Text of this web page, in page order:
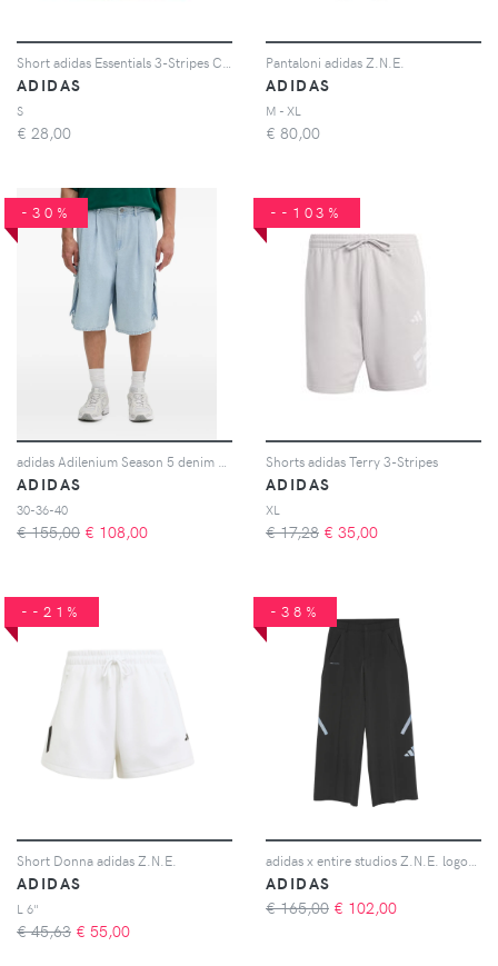
ADIDAS
S
€ 28,00
Pantaloni adidas Z.N.E.
ADIDAS
M - XL
€ 80,00
-30%
ADIDAS
30-36-40
€ 155,00 € 108,00
--103%
Shorts adidas Terry 3-Stripes
ADIDAS
XL
€ 17,28 € 35,00
--21%
Short Donna adidas Z.N.E.
ADIDAS
L 6"
€ 45,63 € 55,00
-38%
ADIDAS
€ 165,00 € 102,00